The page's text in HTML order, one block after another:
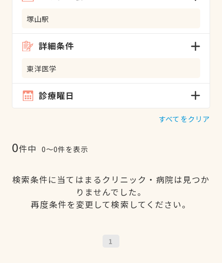
塚山駅
詳細条件
東洋医学
診療曜日
すべてをクリア
0件中 0〜0件を表示
検索条件に当てはまるクリニック・病院は見つか
りませんでした。
再度条件を変更して検索してください。
1